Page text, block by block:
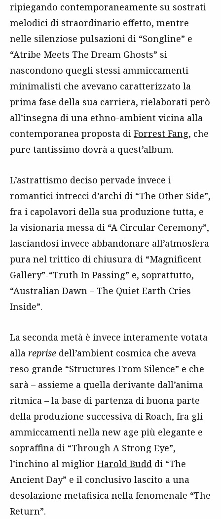
ripiegando contemporaneamente su sostrati
melodici di straordinario effetto, mentre
nelle silenziose pulsazioni di “Songline” e
“Atribe Meets The Dream Ghosts” si
nascondono quegli stessi ammiccamenti
minimalisti che avevano caratterizzato la
prima fase della sua carriera, rielaborati però
all’insegna di una ethno-ambient vicina alla
contemporanea proposta di Forrest Fang, che
pure tantissimo dovrà a quest’album.
L’astrattismo deciso pervade invece i
romantici intrecci d’archi di “The Other Side”,
fra i capolavori della sua produzione tutta, e
la visionaria messa di “A Circular Ceremony”,
lasciandosi invece abbandonare all’atmosfera
pura nel trittico di chiusura di “Magnificent
Gallery”-“Truth In Passing” e, soprattutto,
“Australian Dawn – The Quiet Earth Cries
Inside”.
La seconda metà è invece interamente votata
alla reprise dell’ambient cosmica che aveva
reso grande “Structures From Silence” e che
sarà – assieme a quella derivante dall’anima
ritmica – la base di partenza di buona parte
della produzione successiva di Roach, fra gli
ammiccamenti nella new age più elegante e
sopraffina di “Through A Strong Eye”,
l’inchino al miglior Harold Budd di “The
Ancient Day” e il conclusivo lascito a una
desolazione metafisica nella fenomenale “The
Return”.